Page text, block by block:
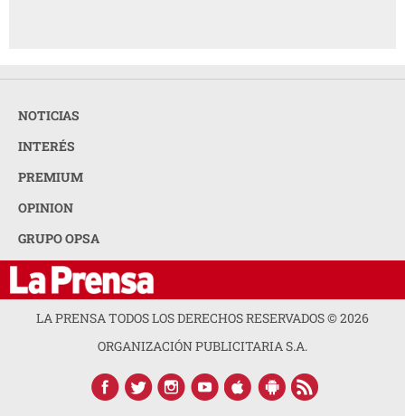
NOTICIAS
INTERÉS
PREMIUM
OPINION
GRUPO OPSA
LA PRENSA TODOS LOS DERECHOS RESERVADOS ©2026
ORGANIZACIÓN PUBLICITARIA S.A.